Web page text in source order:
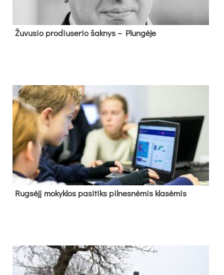
Žu­vu­sio pro­diu­se­rio šak­nys – Plun­gė­je
Rug­sė­jį mo­kyk­los pa­si­tiks pil­nes­nė­mis kla­sė­mis